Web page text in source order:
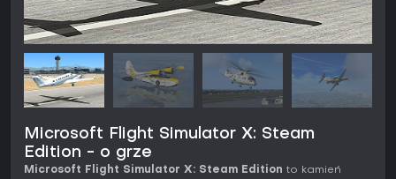
Microsoft Flight Simulator X: Steam
Edition - o grze
Microsoft Flight Simulator X: Steam Edition to kamień